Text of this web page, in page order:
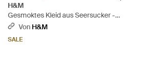
H&M
Gesmoktes Kleid aus Seersucker -
GelbVon H&M
SALE